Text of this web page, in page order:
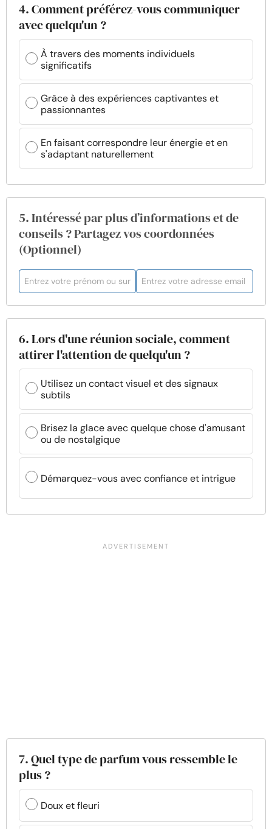
4. Comment préférez-vous communiquer
avec quelqu'un ?
À travers des moments individuels
significatifs
Grâce à des expériences captivantes et
passionnantes
En faisant correspondre leur énergie et en
s'adaptant naturellement
5. Intéressé par plus d’informations et de
conseils ? Partagez vos coordonnées
(Optionnel)
6. Lors d'une réunion sociale, comment
attirer l'attention de quelqu'un ?
Utilisez un contact visuel et des signaux
subtils
Brisez la glace avec quelque chose d'amusant
ou de nostalgique
Démarquez-vous avec confiance et intrigue
7. Quel type de parfum vous ressemble le
plus ?
Doux et fleuri